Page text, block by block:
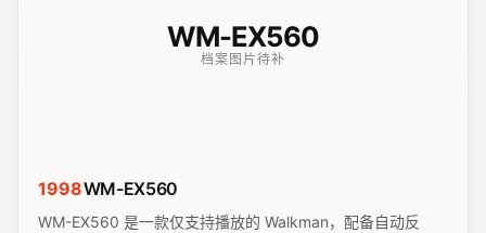
WM-EX560
档案图片待补
1998WM-EX560
WM-EX560 是一款仅支持播放的 Walkman，配备自动反